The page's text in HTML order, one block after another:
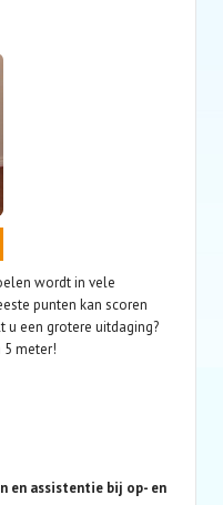
wordt in vele
punten kan scoren
u een grotere uitdaging?
5 meter!
en assistentie bij op- en